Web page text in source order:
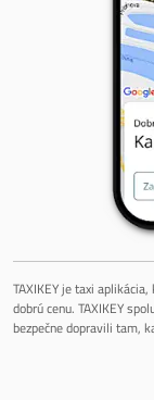
TAXIKEY je taxi
dobrú cenu. TAXIKEY
bezpečne dopravili tam,